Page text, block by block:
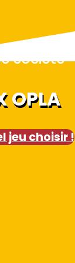
société
OPLA
jeu choisir !